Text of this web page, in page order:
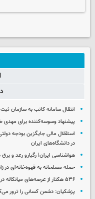
انتقال سامانه کاتب به سازمان
پیشنهاد وسوسه‌کننده برای مهدی
استقلال مالی جایگزین بودجه
در دانشگاه‌های ایران
هواشناسی ایران| رگبارو رعد و برق در ۱۵ استان / هشدار وزش باد برای ۱۳
حمله مسلحانه به قهوه‌خانه‌ای در زاهدان / ۲ نفر
۵۳۶ هکتار از عرصه‌های میانکاله در آتش سوخت
پزشکیان: دشمن کسانی را ترور